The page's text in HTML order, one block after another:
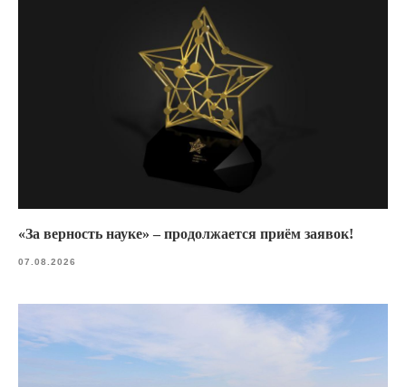
«За верность науке» – продолжается приём заявок!
07.08.2026